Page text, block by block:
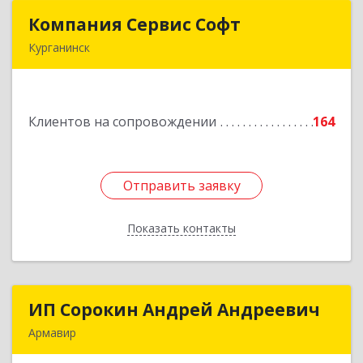
Компания Сервис Софт
Курганинск
Клиентов на сопровождении 164
Отправить заявку
Показать контакты
Компания Сервис Софт
Подробнее
Отправить заявку
Назад
ИП Сорокин Андрей Андреевич
Армавир
ИП Сорокин Андрей Андреевич